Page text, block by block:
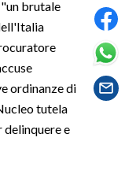
brutale
ordinanze di
tutela
e